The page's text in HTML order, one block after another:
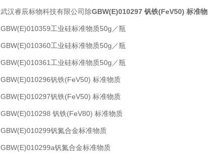
武汉睿辰标物科技有限公司除GBW(E)010297 钒铁(FeV50) 标准
GBW(E)010359工业硅标准物质50g／瓶
GBW(E)010360工业硅标准物质50g／瓶
GBW(E)010361工业硅标准物质50g／瓶
GBW(E)010296钒铁(FeV50) 标准物质
GBW(E)010297钒铁(FeV50) 标准物质
GBW(E)010298 钒铁(FeV80) 标准物质
GBW(E)010299钒氮合金标准物质
GBW(E)010299a钒氮合金标准物质